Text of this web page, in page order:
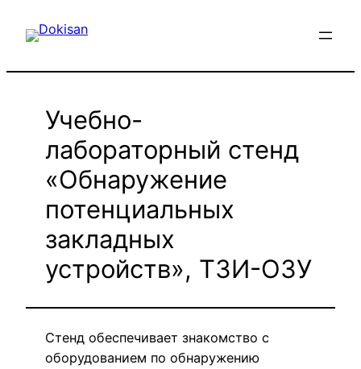
Учебно-
лабораторный стенд
«Обнаружение
потенциальных
закладных
устройств», ТЗИ-ОЗУ
Стенд обеспечивает знакомство с
оборудованием по обнаружению